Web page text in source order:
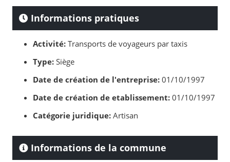
Informations pratiques
Activité: Transports de voyageurs par taxis
Type: Siège
Date de création de l'entreprise: 01/10/1997
Date de création de etablissement: 01/10/1997
Catégorie juridique: Artisan
Informations de la commune